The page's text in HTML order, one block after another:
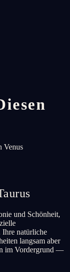
Venus
und Schönheit,
Ihre natürliche
langsam aber
im Vordergrund —